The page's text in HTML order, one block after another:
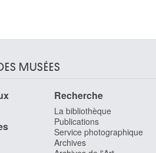
Amsterdam (Pays-Bas) 1842 - Ixelles / Bruxelles
Oyens Pieter
Amsterdam (Pays-Bas) 1842 - Ixelles / Bruxelles
Ozenfant Amédée
Saint-Quentin, Aisne (France) 1886 - Cannes,
Alpes-Maritimes (France) 1966
MUSÉES
Recherche
La bibliothèque
Publications
Service photographique
Archives